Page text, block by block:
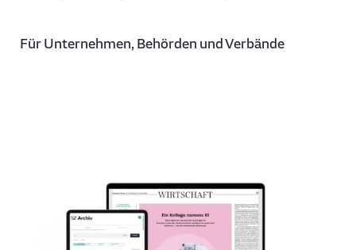
Für Unternehmen, Behörden und Verbände